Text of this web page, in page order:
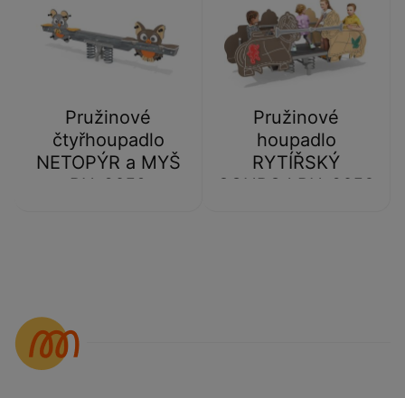
Pružinové
čtyřhoupadlo
NETOPÝR a MYŠ
BU-8652
Pružinové
houpadlo
RYTÍŘSKÝ
SOUBOJ BU-8653